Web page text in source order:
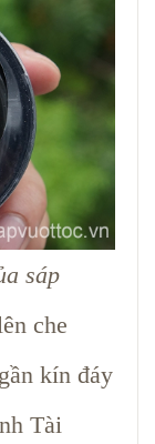
sáp
che
kín đáy
Tài